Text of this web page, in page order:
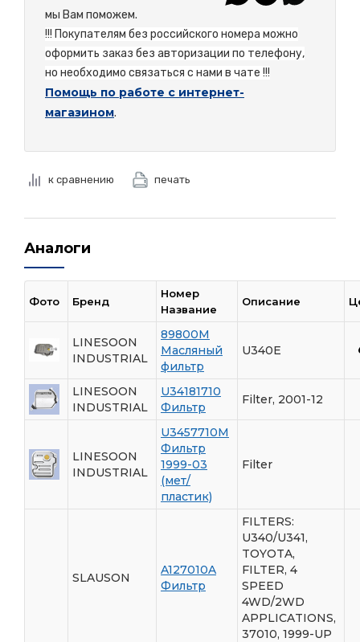
мы Вам поможем.
!!! Покупателям без российского номера можно
оформить заказ без авторизации по телефону,
но необходимо связаться с нами в чате !!!
Помощь по работе с интернет-
магазином.
к сравнению печать
Аналоги
Фото Бренд
Номер
Название
Описание
LINESOON
INDUSTRIAL
89800M
Масляный
фильтр
U340E
LINESOON
INDUSTRIAL
U34181710
Фильтр
Filter, 2001-12
LINESOON
INDUSTRIAL
U3457710M
Фильтр
1999-03
(мет/
пластик)
Filter
SLAUSON
A127010A
Фильтр
FILTERS:
U340/U341,
TOYOTA,
FILTER, 4
SPEED
4WD/2WD
APPLICATIONS,
37010, 1999-UP